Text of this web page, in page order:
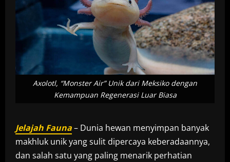
Axolotl, “Monster Air” Unik dari Meksiko dengan
Kemampuan Regenerasi Luar Biasa
Jelajah Fauna– Dunia hewan menyimpan banyak
makhluk unik yang sulit dipercaya keberadaannya,
dan salah satu yang paling menarik perhatian